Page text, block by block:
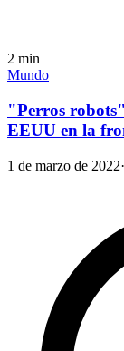
2 min
Mundo
"Perros
EEUU en la
1 de marzo de 2022·